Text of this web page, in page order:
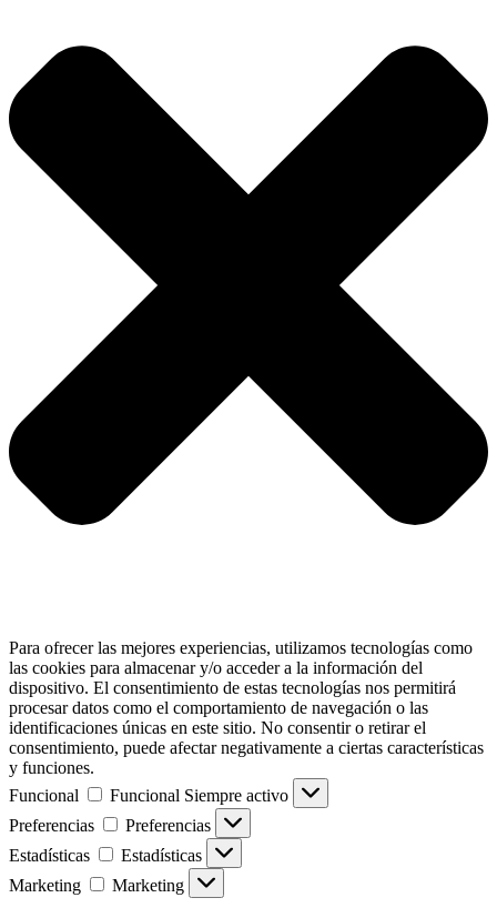
Para ofrecer las mejores experiencias, utilizamos tecnologías como
las cookies para almacenar y/o acceder a la información del
dispositivo. El consentimiento de estas tecnologías nos permitirá
procesar datos como el comportamiento de navegación o las
identificaciones únicas en este sitio. No consentir o retirar el
consentimiento, puede afectar negativamente a ciertas características
y funciones.
Funcional
Funcional Siempre activo
Preferencias
Preferencias
Estadísticas
Estadísticas
Marketing
Marketing